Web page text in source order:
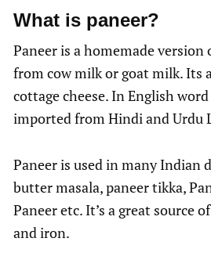
What is paneer?
Paneer is a homemade version
from cow milk or goat milk. Its
cottage cheese. In English
imported from Hindi and Urdu
Paneer is used in many Indian
butter masala, paneer tikka,
Paneer etc. It’s a great source
and iron.